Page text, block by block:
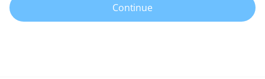
Continue